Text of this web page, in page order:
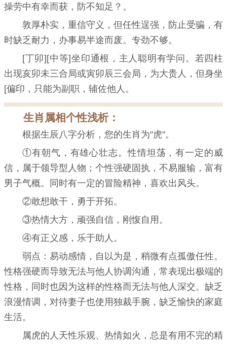
操劳中有幸而获，防不知足？。
敦厚朴实，重信守义，但任性逞强，防止受骗，有
时缺乏耐力，办事易半途而废。专劲不够。
[丁卯][中等]坐印通根，主人聪明有学问。若四柱
出现亥卯未三合局或寅卯辰三会局，为大贵人，但身坐
[偏印，只能为副职，辅佐他人。
生肖属相个性浅析：
根据生辰八字分析，您的生肖为"虎"。
①有朝气，有雄心壮志。性情坦荡，有一定的威
信，属于领导型人物；个性强硬固执，不易服输，富有
男子气概。同时有一定的冒险精神，喜欢出风头。
②敢想敢干，勇于开拓。
③热情大方，顽强自信，刚愎自用。
④有正义感，乐于助人。
弱点：易动感情，自以为是，稍微有点孤傲任性。
性格强硬而导致无法与他人协调沟通，常表现出极端的
性格，同时也因为这样的性格而无法与他人深交。缺乏
浪漫情调，对待妻子也使用独裁手腕，缺乏愉快的家庭
生活。
属虎的人天性乐观、热情如火，总是有用不完的精